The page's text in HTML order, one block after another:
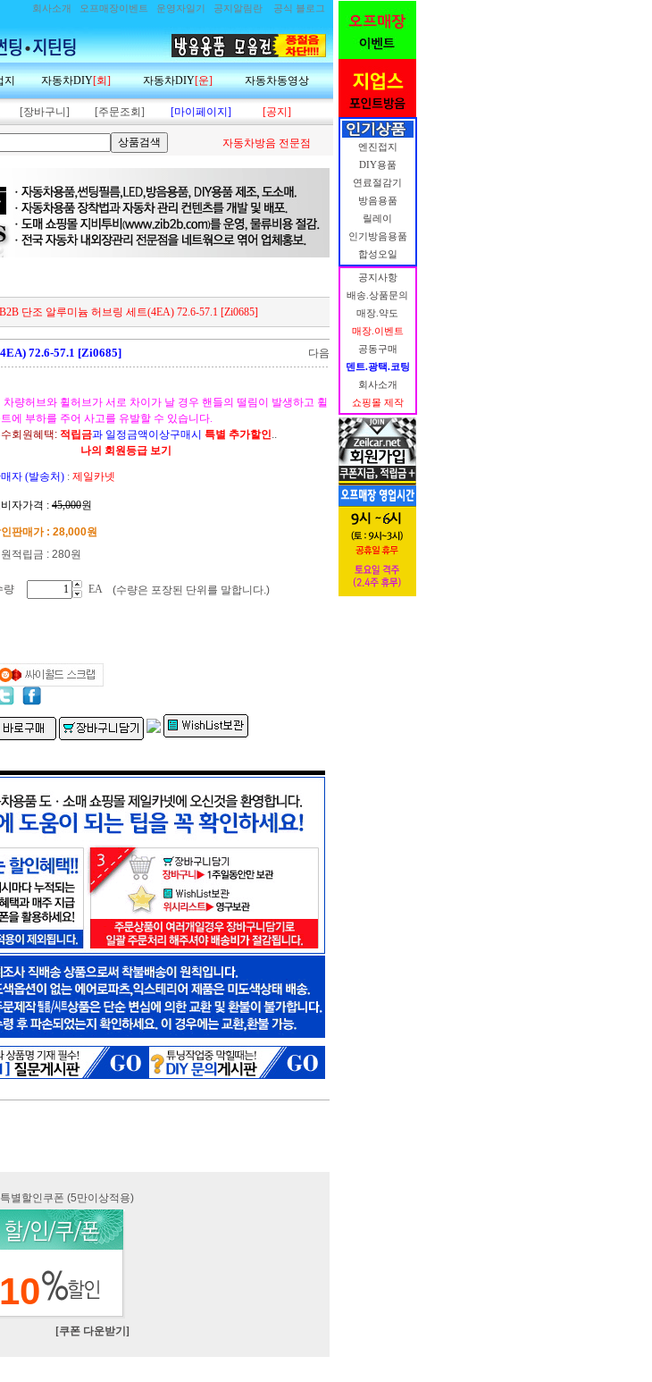
회사소개 오프매장이벤트 운영자일기 공지알림란 공식 블로그
자동차DIY[회] 자동차DIY[운] 자동차동영상
[장바구니] [주문조회] [마이페이지] [공지]
자동차방음 전문점
단조 알루미늄 허브링 세트(4EA) 72.6-57.1 [Zi0685]
72.6-57.1 [Zi0685] 다음
량허브와 휠허브가 서로 차이가 날 경우 핸들의 떨림이 발생하고 휠
에 부하를 주어 사고를 유발할 수 있습니다.
회원혜택: 적립금과 일정금액이상구매시 특별 추가할인..
나의 회원등급 보기
자 (발송처) : 제일카넷
자가격 : 45,000원
판매가 : 28,000원
적립금 : 280원
량 EA (수량은 포장된 단위를 말합니다.)
별할인쿠폰 (5만이상적용)
10
[쿠폰 다운받기]
엔진접지
DIY용품
연료절감기
방음용품
릴레이
인기방음용품
합성오일
공지사항
배송.상품문의
매장.약도
매장.이벤트
공동구매
덴트.광택.코팅
회사소개
쇼핑몰 제작